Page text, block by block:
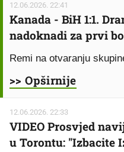
12.06.2026. 22:41
Kanada - BiH 1:1.
nadoknadi za prvi
Remi na otvaranju
>> Opširnije
12.06.2026. 22:33
VIDEO Prosvjed
u Torontu: "Izbacite